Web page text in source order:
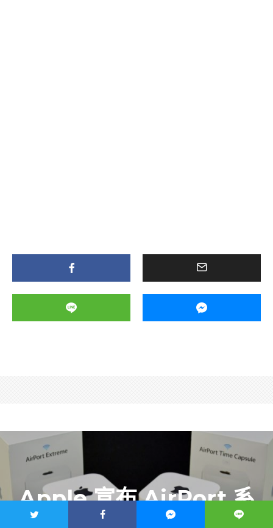
Apple 宣布 AirPort 系